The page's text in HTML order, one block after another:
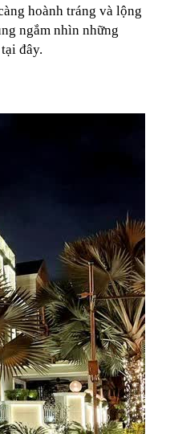
vị trí người
hoành tráng và lộng
ngắm nhìn những
đây.